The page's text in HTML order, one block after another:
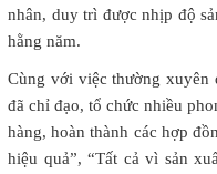
nhân, duy trì được nhịp độ
hằng năm.
Cùng với việc thường xuyên
đã chỉ đạo, tổ chức nhiều
hàng, hoàn thành các hợp
hiệu quả”, “Tất cả vì sản